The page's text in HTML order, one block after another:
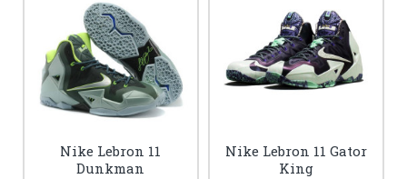
Nike Lebron 11
Dunkman
Nike Lebron 11 Gator
King